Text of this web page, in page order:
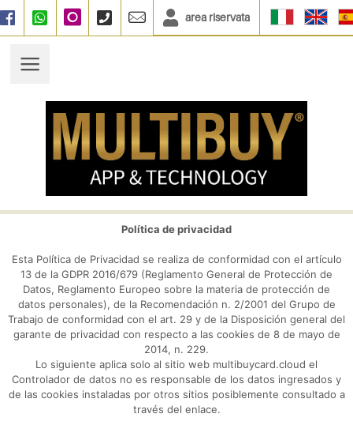
FacebookWhatsAppInstagram+390664833135
info@multibuy.org
area riservata
Política de privacidad
Esta Política de Privacidad se realiza de conformidad con el artículo
13 de la GDPR 2016/679 (Reglamento General de Protección de
Datos, Reglamento Europeo sobre la materia de protección de
datos personales), de la Recomendación n. 2/2001 del Grupo de
Trabajo de conformidad con el art. 29 y de la Disposición general del
garante de privacidad con respecto a las cookies de 8 de mayo de
2014, n. 229.
Lo siguiente aplica solo al sitio web multibuycard.cloud el
Controlador de datos no es responsable de los datos ingresados ​​y
de las cookies instaladas por otros sitios posiblemente consultado a
través del enlace.